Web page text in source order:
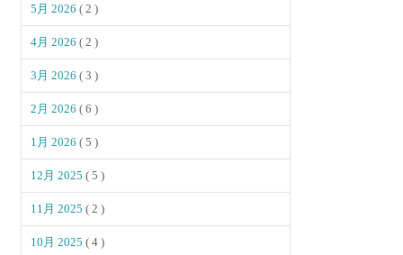
5月 2026( 2 )
4月 2026( 2 )
3月 2026( 3 )
2月 2026( 6 )
1月 2026( 5 )
12月 2025( 5 )
11月 2025( 2 )
10月 2025( 4 )